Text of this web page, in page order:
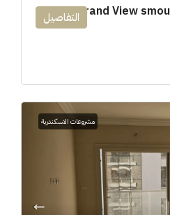
التفاصيل
مشروعات الاسكندرية